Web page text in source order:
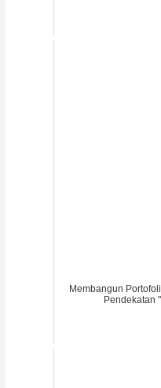
Membangun
Pendekatan